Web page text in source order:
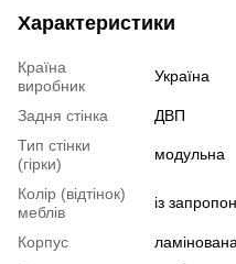
Характеристики
Країна
виробник
Україна
Задня стінка
ДВП
Тип стінки
(гірки)
модульна
Колір (відтінок)
меблів
із
Корпус